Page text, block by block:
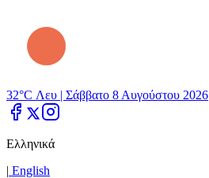
32°C Λευ | Σάββατο 8 Αυγούστου 2026
Ελληνικά
| Εnglish